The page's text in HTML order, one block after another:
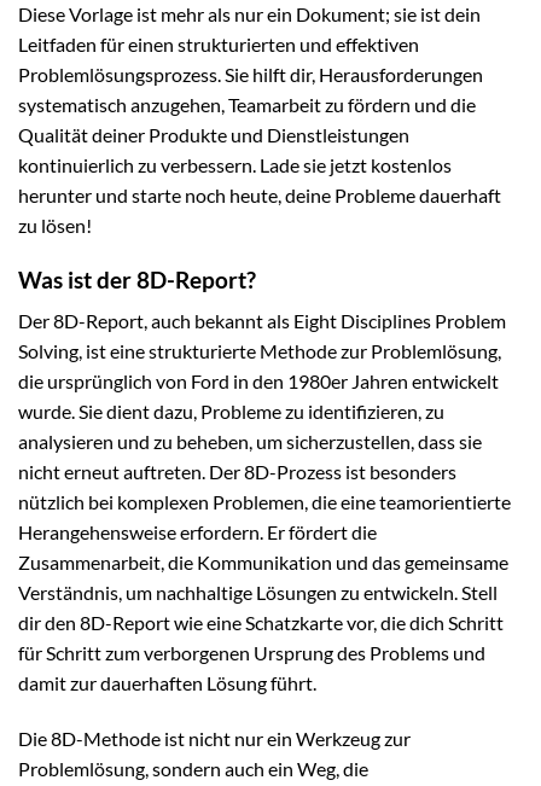
Diese Vorlage ist mehr als nur ein Dokument; sie ist dein
Leitfaden für einen strukturierten und effektiven
Problemlösungsprozess. Sie hilft dir, Herausforderungen
systematisch anzugehen, Teamarbeit zu fördern und die
Qualität deiner Produkte und Dienstleistungen
kontinuierlich zu verbessern. Lade sie jetzt kostenlos
herunter und starte noch heute, deine Probleme dauerhaft
zu lösen!
Was ist der 8D-Report?
Der 8D-Report, auch bekannt als Eight Disciplines Problem
Solving, ist eine strukturierte Methode zur Problemlösung,
die ursprünglich von Ford in den 1980er Jahren entwickelt
wurde. Sie dient dazu, Probleme zu identifizieren, zu
analysieren und zu beheben, um sicherzustellen, dass sie
nicht erneut auftreten. Der 8D-Prozess ist besonders
nützlich bei komplexen Problemen, die eine teamorientierte
Herangehensweise erfordern. Er fördert die
Zusammenarbeit, die Kommunikation und das gemeinsame
Verständnis, um nachhaltige Lösungen zu entwickeln. Stell
dir den 8D-Report wie eine Schatzkarte vor, die dich Schritt
für Schritt zum verborgenen Ursprung des Problems und
damit zur dauerhaften Lösung führt.
Die 8D-Methode ist nicht nur ein Werkzeug zur
Problemlösung, sondern auch ein Weg, die